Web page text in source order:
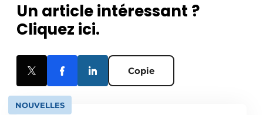
Un article intéressant ?
Cliquez ici.
Copie
NOUVELLES